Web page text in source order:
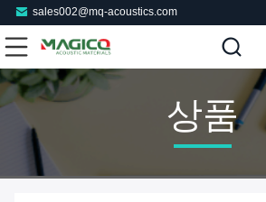
sales002@mq-acoustics.com
상품